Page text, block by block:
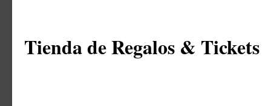
Tienda de Regalos & Tickets